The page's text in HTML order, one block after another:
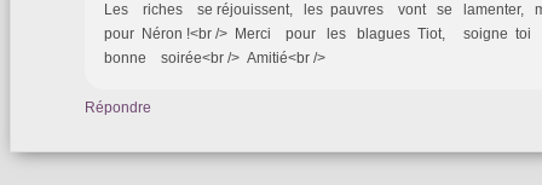
Les riches se réjouissent, les pauvres vont se
pour Néron !<br /> Merci pour les blagues Tiot, soigne toi
bonne soirée<br /> Amitié<br />
Répondre